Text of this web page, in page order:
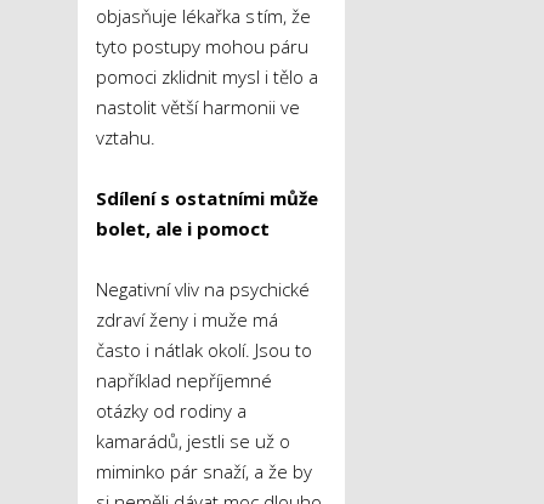
objasňuje lékařka s tím, že
tyto postupy mohou páru
pomoci zklidnit mysl i tělo a
nastolit větší harmonii ve
vztahu.
Sdílení s ostatními může
bolet, ale i pomoct
Negativní vliv na psychické
zdraví ženy i muže má
často i nátlak okolí. Jsou to
například nepříjemné
otázky od rodiny a
kamarádů, jestli se už o
miminko pár snaží, a že by